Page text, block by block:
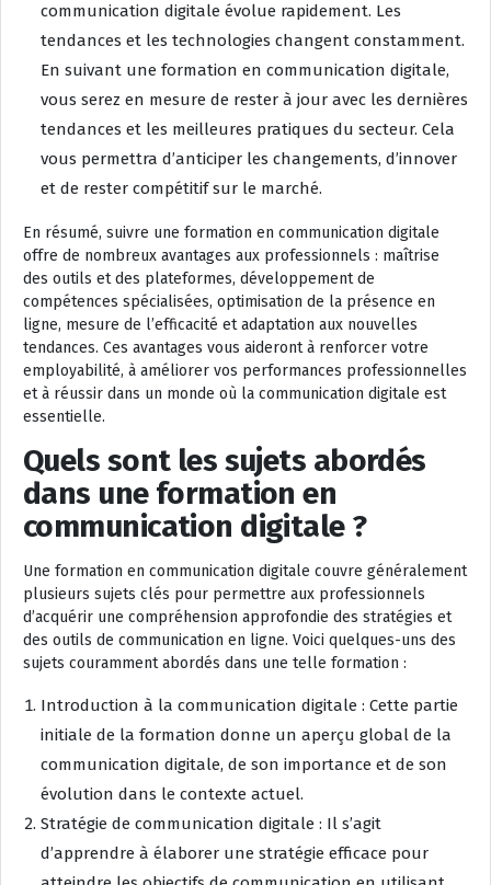
communication digitale évolue rapidement. Les
tendances et les technologies changent constamment.
En suivant une formation en communication digitale,
vous serez en mesure de rester à jour avec les dernières
tendances et les meilleures pratiques du secteur. Cela
vous permettra d’anticiper les changements, d’innover
et de rester compétitif sur le marché.
En résumé, suivre une formation en communication digitale
offre de nombreux avantages aux professionnels : maîtrise
des outils et des plateformes, développement de
compétences spécialisées, optimisation de la présence en
ligne, mesure de l’efficacité et adaptation aux nouvelles
tendances. Ces avantages vous aideront à renforcer votre
employabilité, à améliorer vos performances professionnelles
et à réussir dans un monde où la communication digitale est
essentielle.
Quels sont les sujets abordés
dans une formation en
communication digitale ?
Une formation en communication digitale couvre généralement
plusieurs sujets clés pour permettre aux professionnels
d’acquérir une compréhension approfondie des stratégies et
des outils de communication en ligne. Voici quelques-uns des
sujets couramment abordés dans une telle formation :
Introduction à la communication digitale : Cette partie
initiale de la formation donne un aperçu global de la
communication digitale, de son importance et de son
évolution dans le contexte actuel.
Stratégie de communication digitale : Il s’agit
d’apprendre à élaborer une stratégie efficace pour